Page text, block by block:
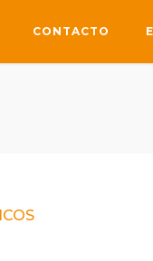
CONTACTO